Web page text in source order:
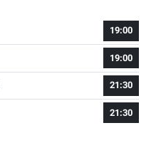
19:00
19:00
21:30
21:30